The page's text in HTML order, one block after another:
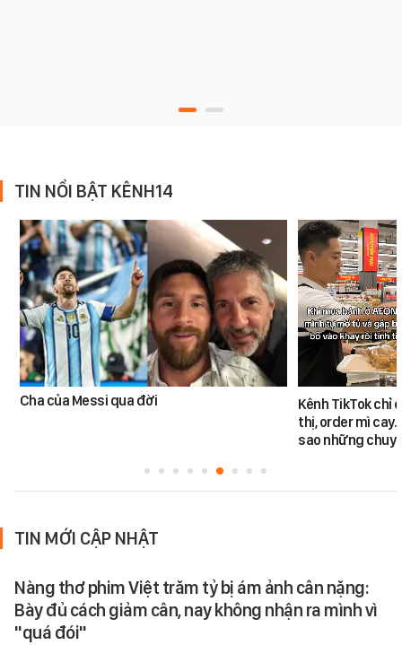
TIN NỔI BẬT KÊNH14
Cha của Messi qua đời
Kênh TikTok chỉ
thị, order mì
sao những
TIN MỚI CẬP NHẬT
Nàng thơ phim Việt trăm tỷ bị ám ảnh cân nặng:
Bày đủ cách giảm cân, nay không nhận ra mình vì
"quá đói"